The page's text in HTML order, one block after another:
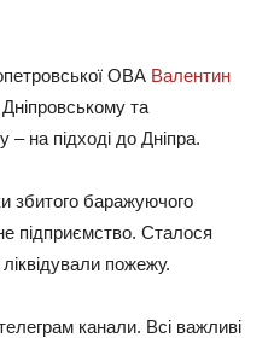
ОВА Валентин
та
– на підході до Дніпра.
збитого баражуючого
підприємство. Сталося
пожежу.
канали. Всі важливі